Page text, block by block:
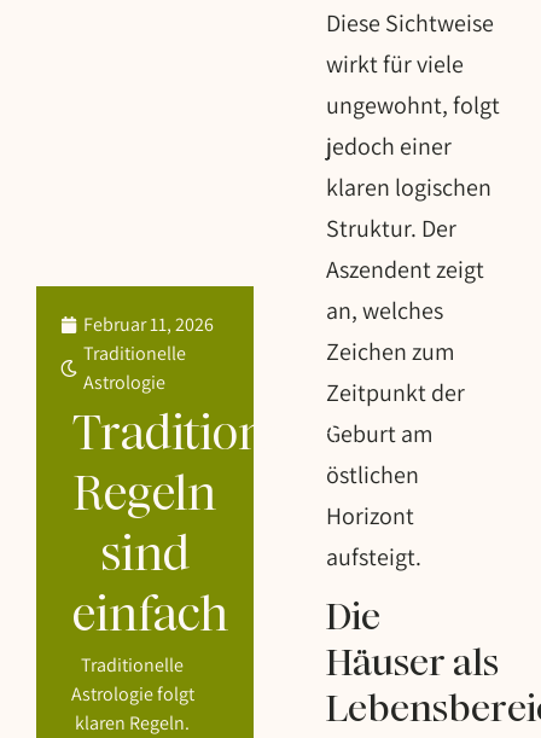
Diese Sichtweise
wirkt für viele
ungewohnt, folgt
jedoch einer
klaren logischen
Struktur. Der
Aszendent zeigt
an, welches
Zeichen zum
Zeitpunkt der
Geburt am
östlichen
Horizont
aufsteigt.
Die
Häuser als
Februar 11, 2026
Traditionelle
Astrologie
Traditionelle
Regeln
sind
einfach
Traditionelle
Astrologie folgt
klaren Regeln.